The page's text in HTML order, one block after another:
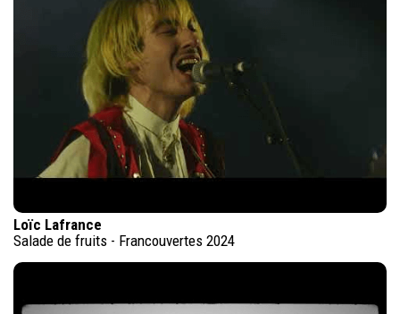
Loïc Lafrance
Salade de fruits - Francouvertes 2024